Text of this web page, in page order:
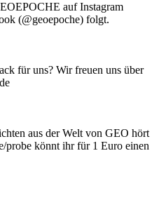
auf Instagram
(@geoepoche) folgt.
für uns? Wir freuen uns über
aus der Welt von GEO hört
probe könnt ihr für 1 Euro einen